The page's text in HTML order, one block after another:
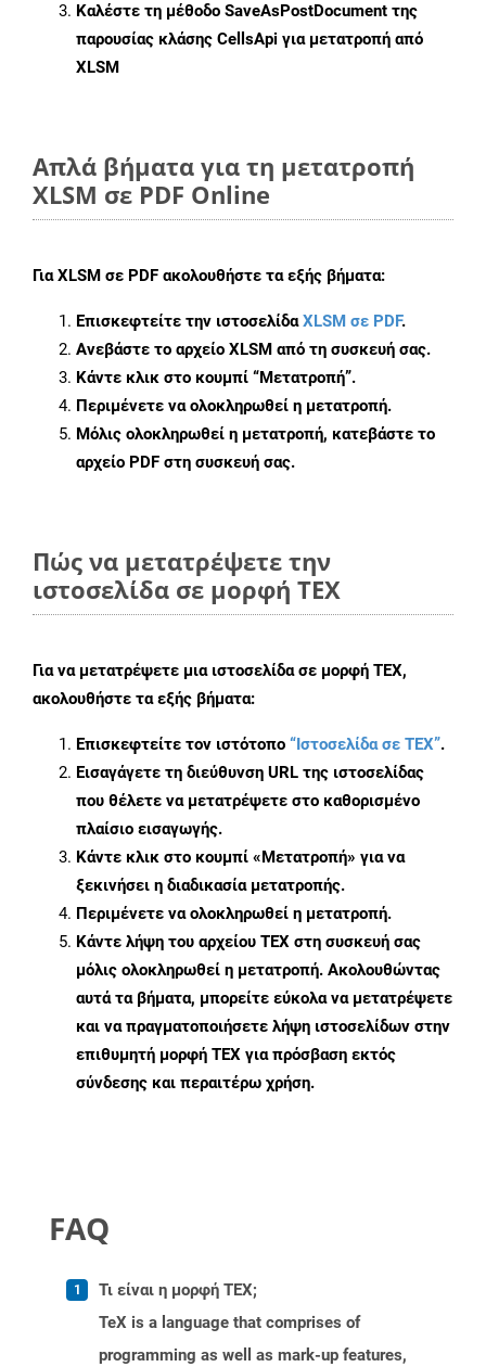
Καλέστε τη μέθοδο SaveAsPostDocument της
παρουσίας κλάσης CellsApi για μετατροπή από
XLSM
Απλά βήματα για τη μετατροπή
XLSM σε PDF Online
ΓιαXLSM σε PDF ακολουθήστε τα εξής βήματα:
Επισκεφτείτε την ιστοσελίδαXLSM σε PDF.
Ανεβάστε το αρχείο XLSM από τη συσκευή σας.
Κάντε κλικ στο κουμπί “Μετατροπή”.
Περιμένετε να ολοκληρωθεί η μετατροπή.
Μόλις ολοκληρωθεί η μετατροπή, κατεβάστε το
αρχείο PDF στη συσκευή σας.
Πώς να μετατρέψετε την
ιστοσελίδα σε μορφή TEX
Για να μετατρέψετε μια ιστοσελίδα σε μορφή TEX,
ακολουθήστε τα εξής βήματα:
Επισκεφτείτε τον ιστότοπο “Ιστοσελίδα σε TEX”.
Εισαγάγετε τη διεύθυνση URL της ιστοσελίδας
που θέλετε να μετατρέψετε στο καθορισμένο
πλαίσιο εισαγωγής.
Κάντε κλικ στο κουμπί «Μετατροπή» για να
ξεκινήσει η διαδικασία μετατροπής.
Περιμένετε να ολοκληρωθεί η μετατροπή.
Κάντε λήψη του αρχείου TEX στη συσκευή σας
μόλις ολοκληρωθεί η μετατροπή. Ακολουθώντας
αυτά τα βήματα, μπορείτε εύκολα να μετατρέψετε
και να πραγματοποιήσετε λήψη ιστοσελίδων στην
επιθυμητή μορφή TEX για πρόσβαση εκτός
σύνδεσης και περαιτέρω χρήση.
FAQ
Τι είναι η μορφή TEX;
TeX is a language that comprises of
programming as well as mark-up features,